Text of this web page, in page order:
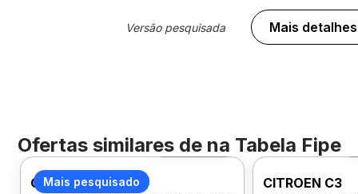
Versão pesquisada Mais detalhes
Ofertas similares de na Tabela Fipe
Mais pesquisado
Foto 360º
CITROEN C3 CITROEN C3